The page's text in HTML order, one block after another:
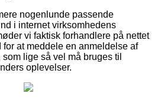
nogenlunde passende
i internet virksomhedens
vi faktisk forhandlere på nettet
at meddele en anmeldelse af
lige så vel må bruges til
oplevelser.